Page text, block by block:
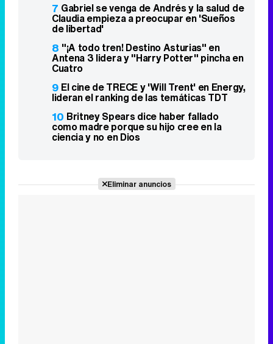
7 Gabriel se venga de Andrés y la salud de
Claudia empieza a preocupar en 'Sueños
de libertad'
8 "¡A todo tren! Destino Asturias" en
Antena 3 lidera y "Harry Potter" pincha en
Cuatro
9 El cine de TRECE y 'Will Trent' en Energy,
lideran el ranking de las temáticas TDT
10 Britney Spears dice haber fallado
como madre porque su hijo cree en la
ciencia y no en Dios
Eliminar anuncios